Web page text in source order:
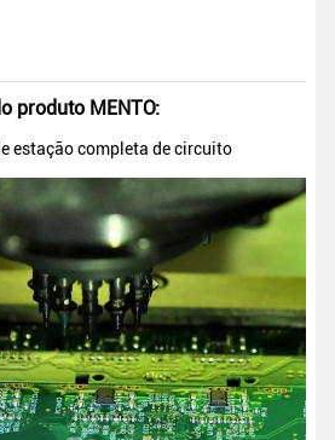
produto MENTO:
estação completa de circuito